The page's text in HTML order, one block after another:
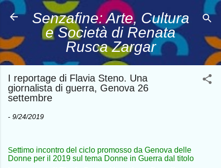
Passa ai contenuti principali
Senzafine: Arte, Cultura
e Società di Renata
Rusca Zargar
I reportage di Flavia Steno. Una
giornalista di guerra, Genova 26
settembre
- 9/24/2019
Settimo incontro del ciclo promosso da Genova delle
Donne per il 2019 sul tema Donne in Guerra dal titolo